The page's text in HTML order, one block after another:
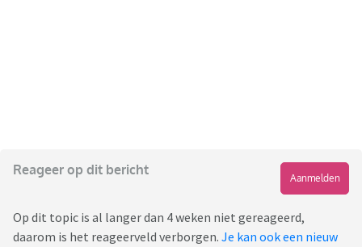
Reageer op dit bericht
Aanmelden
Op dit topic is al langer dan 4 weken niet gereageerd,
daarom is het reageerveld verborgen. Je kan ook een nieuw